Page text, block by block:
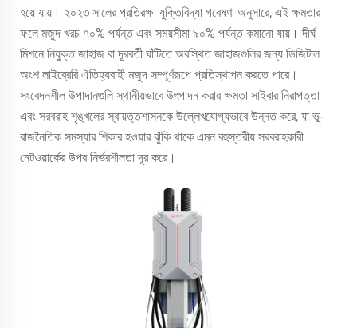
হয়ে যায়। ২০২৩ সালের প্রতিরক্ষা যুক্তিবিদ্যা গবেষণা অনুসারে, এই ক্ষমতার
ফলে মজুদ খরচ ৭০% পর্যন্ত এবং সময়সীমা ৯০% পর্যন্ত কমানো যায়। দীর্ঘ
মিশনে নিযুক্ত জাহাজ বা দূরবর্তী ঘাঁটিতে অবস্থিত জাহাজগুলির জন্য ডিজিটাল
অংশ লাইব্রেরি ঐতিহ্যবাহী মজুদ সম্পূর্ণরূপে প্রতিস্থাপন করতে পারে।
সংবেদনশীল উপাদানগুলি স্থানীয়ভাবে উৎপাদন করার ক্ষমতা সাইবার নিরাপত্তা
এবং সরবরাহ শৃঙ্খলের স্বায়ত্তশাসনকে উল্লেখযোগ্যভাবে উন্নত করে, যা ভূ-
রাজনৈতিক সমস্যার শিকার হওয়ার ঝুঁকি থাকে এমন বহুস্তরীয় সরবরাহকারী
নেটওয়ার্কের উপর নির্ভরশীলতা দূর করে।